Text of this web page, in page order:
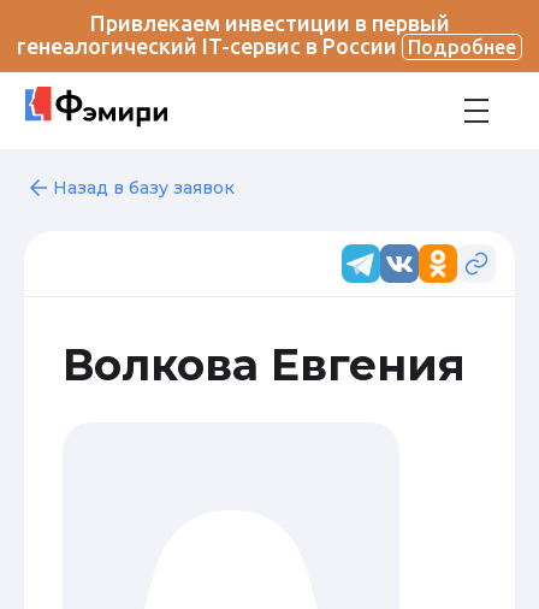
Привлекаем инвестиции в первый
генеалогический IT-сервис в России
Подробнее
Назад в базу заявок
Волкова Евгения